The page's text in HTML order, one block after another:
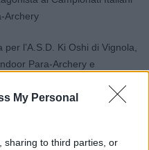
My Personal
sharing to third parties, or
l’A.S.D. Ki Oshi di Vignola,
Para-Archery e
categoria W1 maschile ed
in carriera a un evento